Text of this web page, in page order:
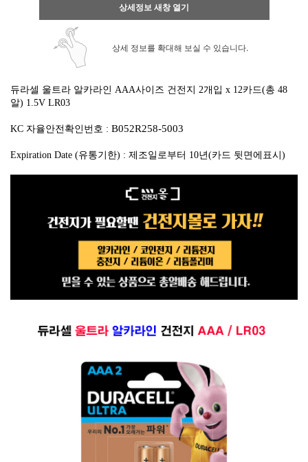
상세정보 새창 열기
상세 정보를 확대해 보실 수 있습니다.
듀라셀 울트라 알카라인 AAA사이즈 건전지 2개입 x 12카드(총 48
알) 1.5V LR03
KC 자율안전확인번호 : B052R258-5003
Expiration Date (유통기한) : 제조일로부터 10년(카드 뒷면에표시)